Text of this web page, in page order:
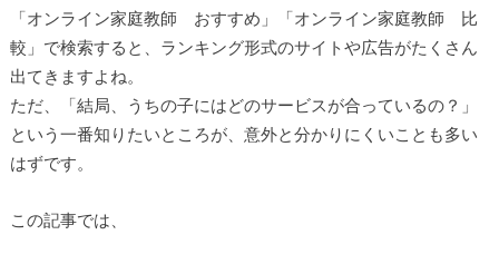
▶
▶
「オンライン家庭教師 おすすめ」「オンライン家庭教師 比
較」で検索すると、ランキング形式のサイトや広告がたくさん
出てきますよね。
ただ、「結局、うちの子にはどのサービスが合っているの？」
という一番知りたいところが、意外と分かりにくいことも多い
はずです。
この記事では、